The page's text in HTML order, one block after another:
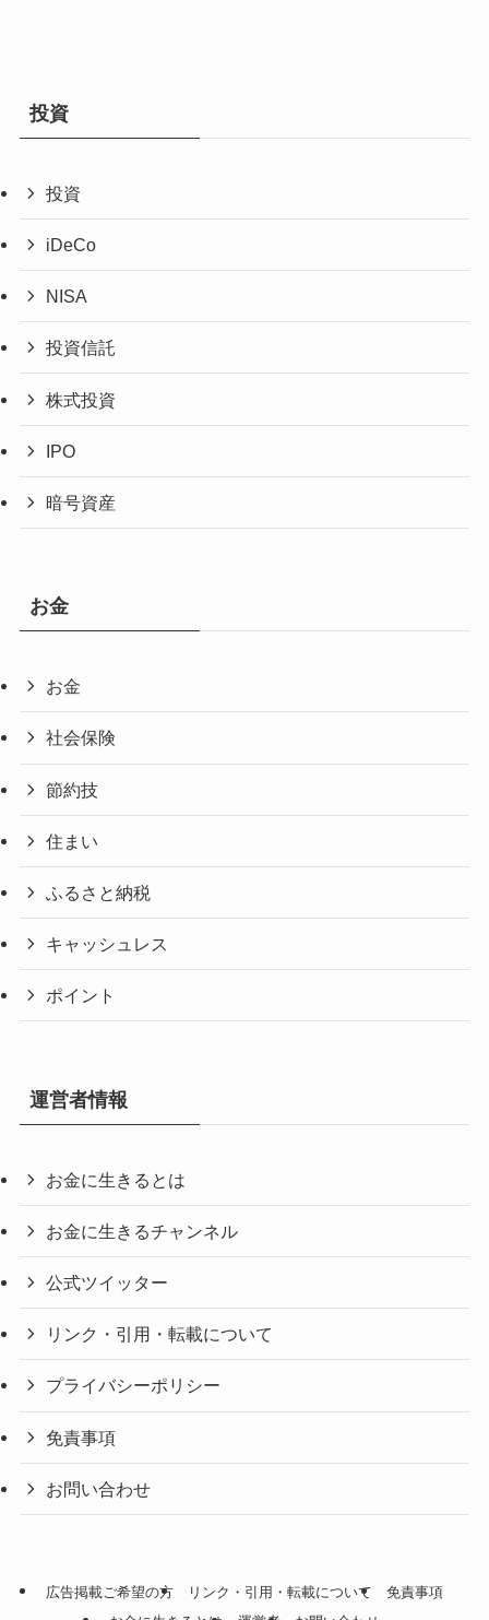
投資
投資
iDeCo
NISA
投資信託
株式投資
IPO
暗号資産
お金
お金
社会保険
節約技
住まい
ふるさと納税
キャッシュレス
ポイント
運営者情報
お金に生きるとは
お金に生きるチャンネル
公式ツイッター
リンク・引用・転載について
プライバシーポリシー
免責事項
お問い合わせ
広告掲載ご希望の方 リンク・引用・転載について
免責事項